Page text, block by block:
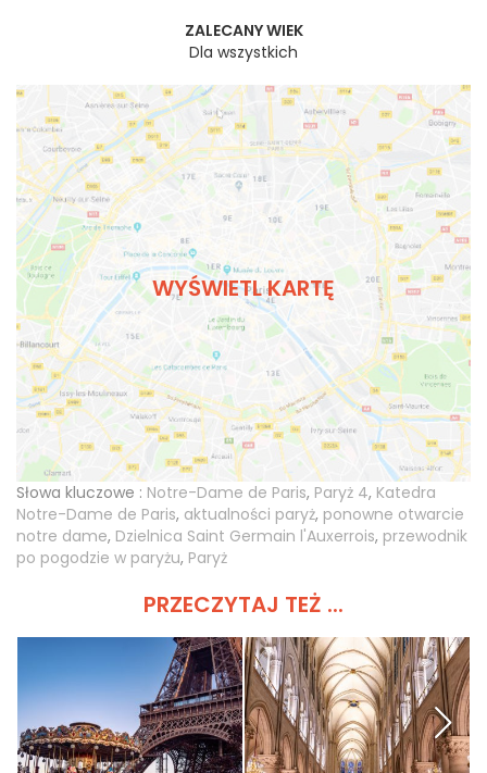
ZALECANY WIEK
Dla wszystkich
WYŚWIETL KARTĘ
Słowa kluczowe : Notre-Dame de Paris, Paryż 4, Katedra
Notre-Dame de Paris, aktualności paryż, ponowne otwarcie
notre dame, Dzielnica Saint Germain l'Auxerrois, przewodnik
po pogodzie w paryżu, Paryż
PRZECZYTAJ TEŻ ...